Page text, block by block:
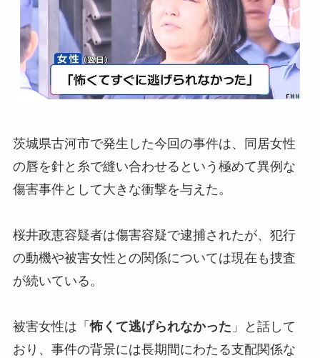
茨城県古河市で発生した今回の事件は、同居女性
の唇を針と糸で縫い合わせるという極めて異例な
傷害事件として大きな衝撃を与えた。
桜井政恵容疑者は傷害容疑で逮捕されたが、犯行
の動機や被害女性との関係については現在も捜査
が続いている。
被害女性は「怖くて逃げられなかった 」と話して
おり、事件の背景には長期間にわたる支配関係な